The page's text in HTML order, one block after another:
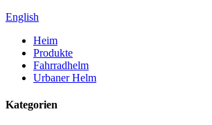
English
Heim
Produkte
Fahrradhelm
Urbaner Helm
Kategorien